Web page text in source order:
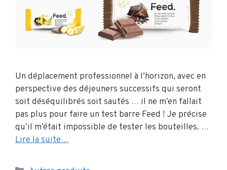
Un déplacement professionnel à l’horizon, avec en
perspective des déjeuners successifs qui seront
soit déséquilibrés soit sautés … il ne m’en fallait
pas plus pour faire un test barre Feed ! Je précise
qu’il m’était impossible de tester les bouteilles. …
Lire la suite…